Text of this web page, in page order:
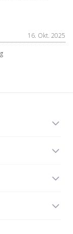
16. Okt. 2025